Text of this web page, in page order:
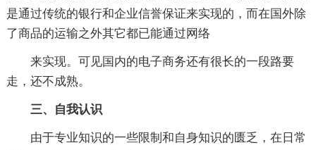
是通过传统的银行和企业信誉保证来实现的，而在国外除
了商品的运输之外其它都已能通过网络
来实现。可见国内的电子商务还有很长的一段路要
走，还不成熟。
三、自我认识
由于专业知识的一些限制和自身知识的匮乏，在日常